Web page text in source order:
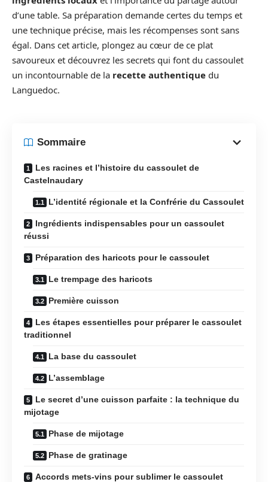
d’une table. Sa préparation demande certes du temps et
une technique précise, mais les récompenses sont sans
égal. Dans cet article, plongez au cœur de ce plat
savoureux et découvrez les secrets qui font du cassoulet
un incontournable de la recette authentique du
Languedoc.
Sommaire
Les racines et l’histoire du cassoulet de
Castelnaudary
L’identité régionale et la Confrérie du Cassoulet
Ingrédients indispensables pour un cassoulet
réussi
Préparation des haricots pour le cassoulet
Le trempage des haricots
Première cuisson
Les étapes essentielles pour préparer le cassoulet
traditionnel
La base du cassoulet
L’assemblage
Le secret d’une cuisson parfaite : la technique du
mijotage
Phase de mijotage
Phase de gratinage
Accords mets-vins pour sublimer le cassoulet